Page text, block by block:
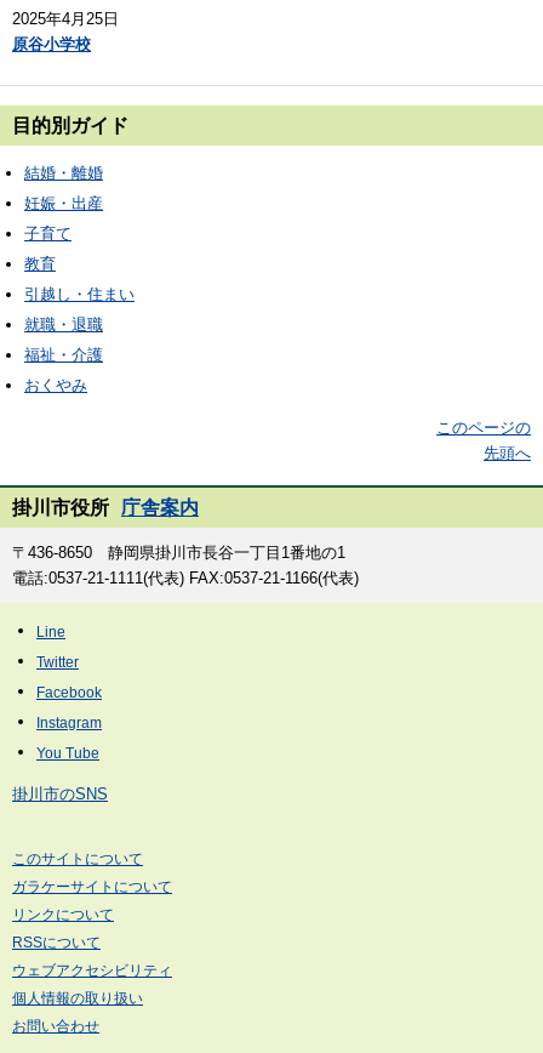
2025年4月25日
原谷小学校
目的別ガイド
結婚・離婚
妊娠・出産
子育て
教育
引越し・住まい
就職・退職
福祉・介護
おくやみ
このページの
先頭へ
掛川市役所 庁舎案内
〒436-8650 静岡県掛川市長谷一丁目1番地の1
電話:0537-21-1111(代表) FAX:0537-21-1166(代表)
掛川市のSNS
このサイトについて
ガラケーサイトについて
リンクについて
RSSについて
ウェブアクセシビリティ
個人情報の取り扱い
お問い合わせ